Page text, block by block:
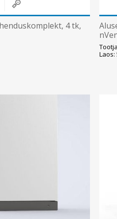
Pinnapealsed lülitid ja
4 tk,
Laos: